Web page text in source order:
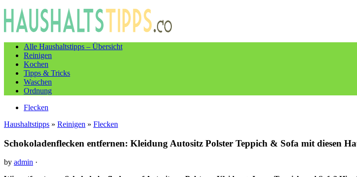
Alle Haushaltstipps – Übersicht
Reinigen
Kochen
Tipps & Tricks
Waschen
Ordnung
Flecken
Haushaltstipps » Reinigen » Flecken
Schokoladenflecken entfernen: Kleidung Autositz Polster Teppich & Sofa mit diesen
by admin ·